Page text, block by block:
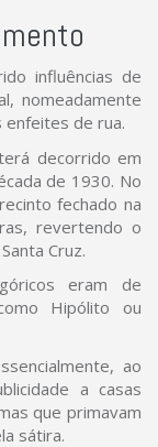
influências de
nomeadamente
enfeites de rua.
decorrido em
de 1930. No
fechado na
revertendo o
Cruz.
eram de
Hipólito ou
ao
a casas
que primavam
sátira.